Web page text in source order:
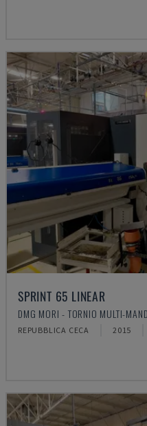
SPRINT 65 LINEAR
DMG MORI - TORNIO MULTI-
REPUBBLICA CECA 2015